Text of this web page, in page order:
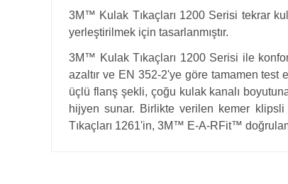
3M™ Kulak Tıkaçları 1200 Serisi tekrar
yerleştirilmek için tasarlanmıştır.
3M™ Kulak Tıkaçları 1200 Serisi ile
azaltır ve EN 352-2'ye göre tamamen test
üçlü flanş şekli, çoğu kulak kanalı
hijyen sunar. Birlikte verilen kemer klipsli
Tıkaçları 1261'in, 3M™ E-A-RFit™